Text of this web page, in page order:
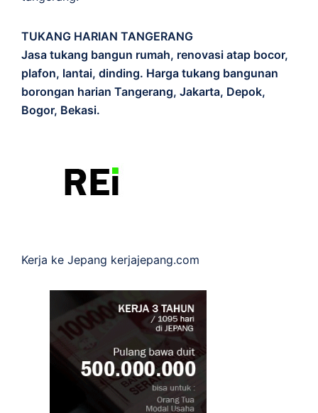
TUKANG HARIAN TANGERANG
Jasa tukang bangun rumah, renovasi atap bocor,
plafon, lantai, dinding. Harga tukang bangunan
borongan harian Tangerang, Jakarta, Depok,
Bogor, Bekasi.
Kerja ke Jepang kerjajepang.com